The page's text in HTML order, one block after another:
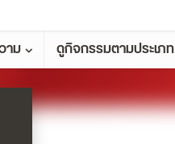
าม ดูกิจกรรมตามประเภท